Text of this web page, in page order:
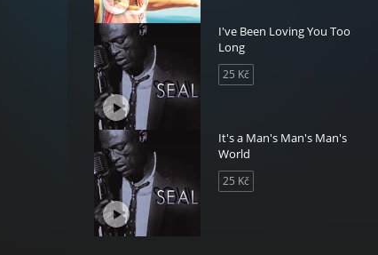
I've Been Loving You Too
Long
25 Kč
It's a Man's Man's Man's
World
25 Kč